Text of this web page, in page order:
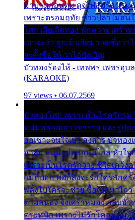
มาบานก่อนตูม ดุจไฟสุมร้อนรุม
เพราะตรอมฤทัย ข้าวปลาไม่สน
โศก เสียเถิดทอง พักความเศร้า
เขาจะว่า ลูกเจ้าเกิดมา จะชื่อว่
จะตั้งชื่อให้ ว่าไอ้บังเอิญ
บัวทองร้องไห้ - เทพพร เพชรอุบ
(KARAOKE)
97 views • 06.07.2569
บัวทองโศก เพราะเป็นโรครักรุ
หนุ่มหลอกเอา เขารวย และรูปห
ออเซาะจนใจเบา สงสาร บัวทอง
อาลัย หนุ่มรูปหล่อหนีไกล หัวใจ
เพราะเป็นโรครักจาง ชีวิตเคว้ง
แม่ก็บอก พ่อก็สั่งจะรักใครสักครั้
พลั้งไปใครจะช่วย ซื้อเปลมาไก
ตามสนอง จึงเศร้าหมอง กลีบบัว
ตระหนัก เพราะไม่รักโคลนตม